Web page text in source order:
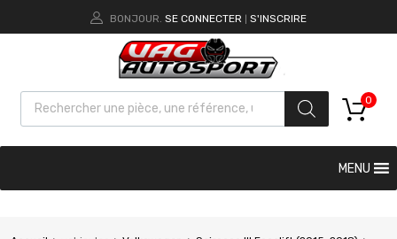
BONJOUR. SE CONNECTER S'INSCRIRE
0
MENU